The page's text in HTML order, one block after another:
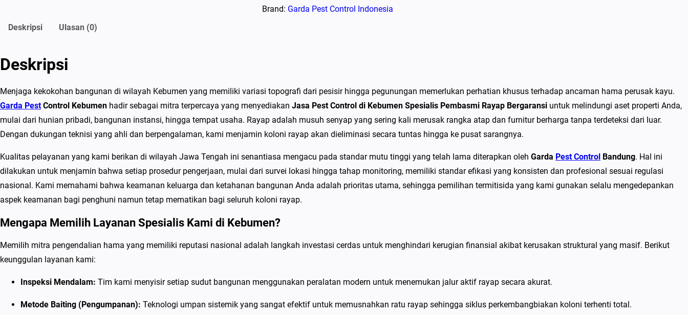
t
a
P
e
s
t
C
n
r
i
e
Brand: Garda Pest Control Indonesia
Deskripsi
Ulasan (0)
Deskripsi
Menjaga kekokohan bangunan di wilayah Kebumen yang memiliki variasi topografi dari pesisir hingga pegunungan memerlukan perhatian khusus terhadap ancaman hama perusak kayu.
Garda PestControl Kebumen hadir sebagai mitra terpercaya yang menyediakan Jasa Pest Control di Kebumen Spesialis Pembasmi Rayap Bergaransi untuk melindungi aset properti Anda,
mulai dari hunian pribadi, bangunan instansi, hingga tempat usaha. Rayap adalah musuh senyap yang sering kali merusak rangka atap dan furnitur berharga tanpa terdeteksi dari luar.
Dengan dukungan teknisi yang ahli dan berpengalaman, kami menjamin koloni rayap akan dieliminasi secara tuntas hingga ke pusat sarangnya.
Kualitas pelayanan yang kami berikan di wilayah Jawa Tengah ini senantiasa mengacu pada standar mutu tinggi yang telah lama diterapkan oleh Garda Pest Control Bandung. Hal ini
dilakukan untuk menjamin bahwa setiap prosedur pengerjaan, mulai dari survei lokasi hingga tahap monitoring, memiliki standar efikasi yang konsisten dan profesional sesuai regulasi
nasional. Kami memahami bahwa keamanan keluarga dan ketahanan bangunan Anda adalah prioritas utama, sehingga pemilihan termitisida yang kami gunakan selalu mengedepankan
aspek keamanan bagi penghuni namun tetap mematikan bagi seluruh koloni rayap.
Mengapa Memilih Layanan Spesialis Kami di Kebumen?
Memilih mitra pengendalian hama yang memiliki reputasi nasional adalah langkah investasi cerdas untuk menghindari kerugian finansial akibat kerusakan struktural yang masif. Berikut
keunggulan layanan kami:
Inspeksi Mendalam: Tim kami menyisir setiap sudut bangunan menggunakan peralatan modern untuk menemukan jalur aktif rayap secara akurat.
Metode Baiting (Pengumpanan): Teknologi umpan sistemik yang sangat efektif untuk memusnahkan ratu rayap sehingga siklus perkembangbiakan koloni terhenti total.